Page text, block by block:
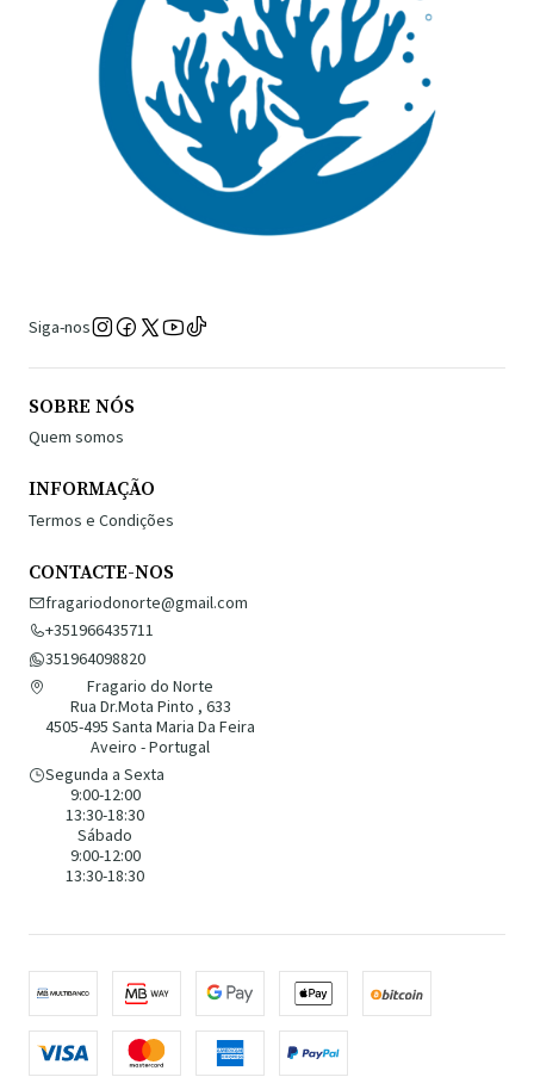
Siga-nos
SOBRE NÓS
Quem somos
INFORMAÇÃO
Termos e Condições
CONTACTE-NOS
fragariodonorte@gmail.com
+351966435711
351964098820
Fragario do Norte
Rua Dr.Mota Pinto , 633
4505-495 Santa Maria Da Feira
Aveiro - Portugal
Segunda a Sexta
9:00-12:00
13:30-18:30
Sábado
9:00-12:00
13:30-18:30